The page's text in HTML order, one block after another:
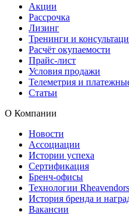
Акции
Рассрочка
Лизинг
Тренинги и
Расчёт окупаемости
Прайс-лист
Условия продажи
Телеметрия и
Статьи
О Компании
Новости
Ассоциации
Истории успеха
Сертификация
Бренч-офисы
Технологии Rheavendors
История бренда и
Вакансии